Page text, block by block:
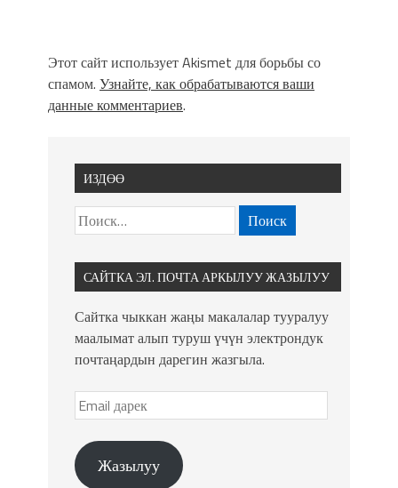
Этот сайт использует Akismet для борьбы со
спамом. Узнайте, как обрабатываются ваши
данные комментариев.
ИЗДӨӨ
САЙТКА ЭЛ. ПОЧТА АРКЫЛУУ ЖАЗЫЛУУ
Сайтка чыккан жаңы макалалар тууралуу
маалымат алып туруш үчүн электрондук
почтаңардын дарегин жазгыла.
Жазылуу